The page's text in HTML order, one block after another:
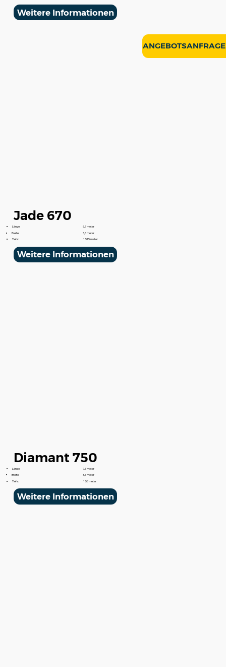
Weitere Informationen
Jade 670
Länge:
6,7 meter
Breite:
3,5 meter
Tiefe:
1,515 meter
Weitere Informationen
Diamant 750
Länge:
7,5 meter
Breite:
3,5 meter
Tiefe:
1,53 meter
Weitere Informationen
ANGEBOTSANFRAGE